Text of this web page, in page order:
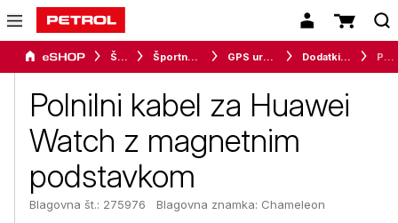
Šport Športna oprema GPS ure in merilci Dodatki za pametne ure
Polnilni kabel za Huawei
Watch z magnetnim
podstavkom
Blagovna št.: 275976 Blagovna znamka: Chameleon